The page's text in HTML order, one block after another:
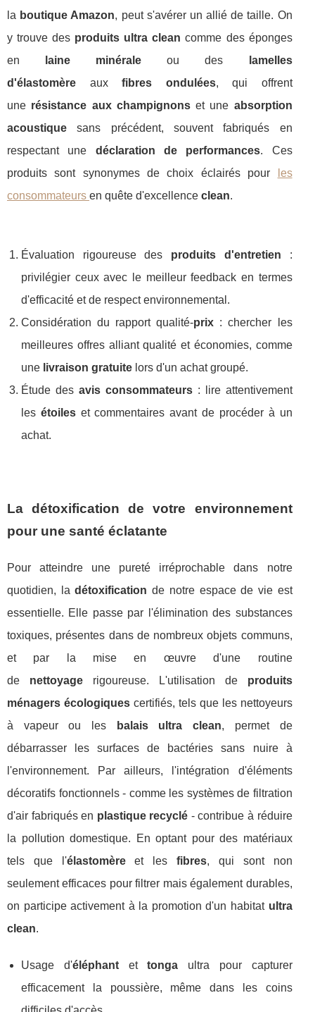
la boutique Amazon, peut s'avérer un allié de taille. On
y trouve des produits ultra cleancomme des éponges
en
laine minérale ou des
lamelles
d'élastomère auxfibres ondulées, qui offrent
une résistance aux champignonset une absorption
acoustique sans précédent, souvent fabriqués en
respectant une déclaration de performances. Ces
produits sont synonymes de choix éclairés pour
les
consommateurs en quête d'excellence clean.
Évaluation rigoureuse des produits d'entretien :
privilégier ceux avec le meilleur feedback en termes
d'efficacité et de respect environnemental.
Considération du rapport qualité-prix : chercher les
meilleures offres alliant qualité et économies, comme
une livraison gratuite lors d'un achat groupé.
Étude des avis consommateurs: lire attentivement
les étoileset commentaires avant de procéder à un
achat.
La détoxification de votre environnement
pour une santé éclatante
Pour atteindre une pureté irréprochable dans notre
quotidien, ladétoxification de notre espace de vie est
essentielle. Elle passe par l'élimination des substances
toxiques, présentes dans de nombreux objets communs,
et par la mise en œuvre d'une routine
de nettoyagerigoureuse. L'utilisation de produits
ménagers écologiquescertifiés, tels que les nettoyeurs
à vapeur ou les
balais ultra clean, permet de
débarrasser les surfaces de bactéries sans nuire à
l'environnement. Par ailleurs, l'intégration d'éléments
décoratifs fonctionnels - comme les systèmes de filtration
d'air fabriqués en plastique recyclé - contribue à réduire
la pollution domestique. En optant pour des matériaux
tels que l'élastomèreet lesfibres, qui sont non
seulement efficaces pour filtrer mais également durables,
on participe activement à la promotion d'un habitat ultra
clean.
Usage d'éléphantettonga ultra pour capturer
efficacement la poussière, même dans les coins